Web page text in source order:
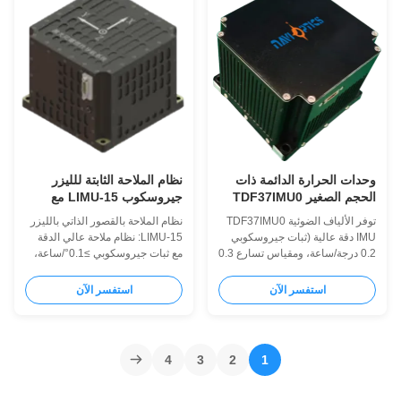
الأسلحة التي تتطلب استشعارًا دقيقًا
للحركة.
وحدات الحرارة الدائمة ذات
الحجم الصغير TDF37IMU0
مع استهلاك طاقة منخفض
ودقة عالية للقياس الديناميكي
توفر الألياف الضوئية TDF37IMU0
IMU دقة عالية (ثبات جيروسكوبي
0.2 درجة/ساعة، ومقياس تسارع 0.3
منخفضة (≥8 وات)، نطاق درجة
حرارة واسع (-40 درجة مئوية ~ 65
استفسر الآن
نظام الملاحة الثابتة للليزر
جيروسكوب LIMU-15 مع
بيانات الموقع في الوقت
الحقيقي، التنسيق الذاتي، و
نظام الملاحة بالقصور الذاتي بالليزر
LIMU-15: نظام ملاحة عالي الدقة
مع ثبات جيروسكوبي ≥0.1°/ساعة،
تصميم صغير الحجم وقوي (-40
الصناعية متعددة الاستخدامات.
استفسر الآن
1
2
3
4